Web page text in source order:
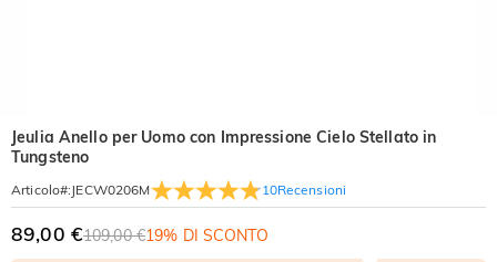
Jeulia Anello per Uomo con Impressione Cielo Stellato in
Tungsteno
Articolo#: JECW0206M 10Recensioni
89,00 €109,00 €19% DI SCONTO